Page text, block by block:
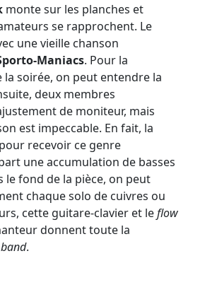
monte sur les planches et
se rapprochent. Le
une vieille chanson
Maniacs. Pour la
soirée, on peut entendre la
deux membres
de moniteur, mais
est impeccable. En fait, la
recevoir ce genre
une accumulation de basses
le fond de la pièce, on peut
chaque solo de cuivres ou
cette guitare-clavier et leflow
donnent toute la
band.